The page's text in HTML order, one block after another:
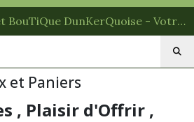
Votre CaVe à BièRes et BouTiQue DunKerQuoise - Votre Spécialiste des Paniers Garnis
et Paniers
, Plaisir d'Offrir ,